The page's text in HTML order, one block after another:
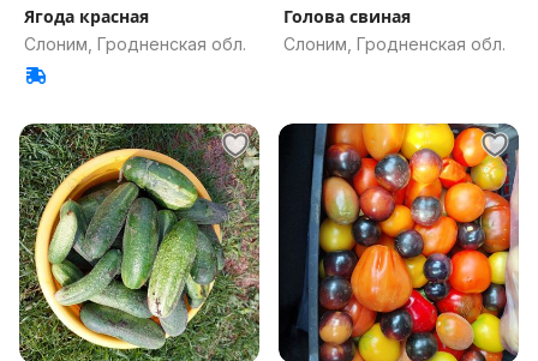
Ягода красная
Слоним, Гродненская обл.
Голова свиная
Слоним, Гродненская обл.